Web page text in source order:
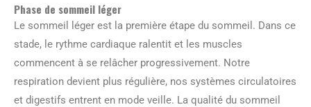
Phase de sommeil léger
Le sommeil léger est la première étape du sommeil. Dans ce
stade, le rythme cardiaque ralentit et les muscles
commencent à se relâcher progressivement. Notre
respiration devient plus régulière, nos systèmes circulatoires
et digestifs entrent en mode veille. La qualité du sommeil